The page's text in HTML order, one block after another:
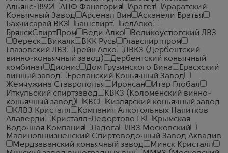
Альянс-1892
АПФ Фанагория Арагет
Араратский
Коньячный Завод
Арсенал Вин
Асканели Братья
Бахчисарай ВКЗ
Башспирт
БелАлко
БрянскСпиртПром
Веди Алко
Великоустюгский ЛВЗ
Вереск
Викалк ВКК Русь
Главспиртпром
Глазовский ЛВЗ
Грейн Алко
ДВКЗ (Дербентский
винно-коньячный завод)
Дербентский коньячный
комбинат
Дионис Дом Грузинского Вина
Ерасхский
винный завод
Ереванский Коньячный Завод
Жемчужина Ставрополья
Иронсан
Итар Глобал
Иткульский спиртзавод
КВКЗ (Коломенский винно-
коньячный завод)
КВС
Кизлярский коньячный завод
КЛВЗ Кристалл
Компания Алкогольных Напитков
Алаверди
Кристалл-Лефортово ГК
Крымская
Водочная Компания
Ладога
ЛВЗ Московский
Малиновщизненский Спиртоводочный Завод Аквадив
Мердзаванский коньячный завод
Минск Кристалл